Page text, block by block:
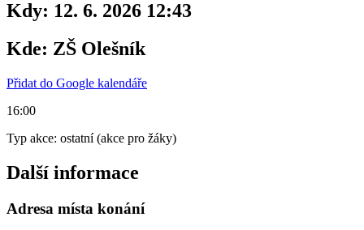
Kdy: 12. 6. 2026 12:43
Kde: ZŠ Olešník
Přidat do Google kalendáře
16:00
Typ akce: ostatní (akce pro žáky)
Další informace
Adresa místa konání